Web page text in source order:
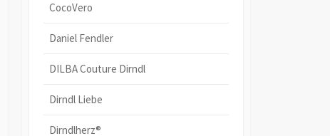
CocoVero
Daniel Fendler
DILBA Couture Dirndl
Dirndl Liebe
Dirndlherz®